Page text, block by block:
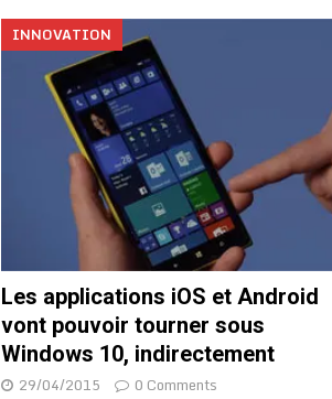
INNOVATION
Les applications iOS et Android
vont pouvoir tourner sous
Windows 10, indirectement
29/04/2015 0 Comments